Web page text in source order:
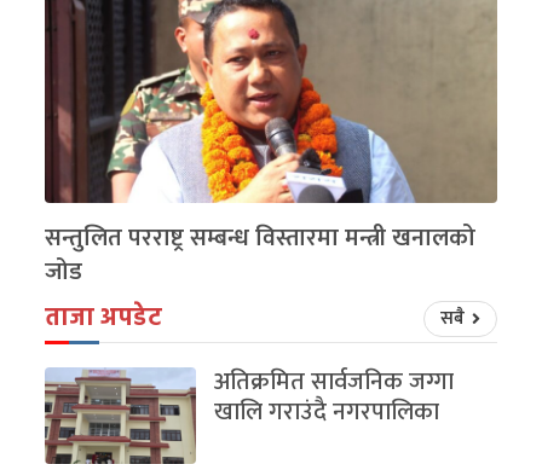
सन्तुलित परराष्ट्र सम्बन्ध विस्तारमा मन्त्री खनालको
जोड
ताजा अपडेट सबै
अतिक्रमित सार्वजनिक जग्गा
खालि गराउंदै नगरपालिका